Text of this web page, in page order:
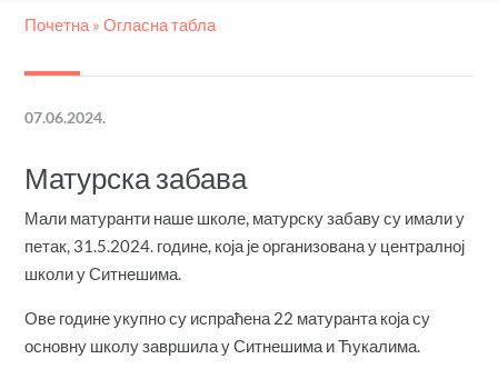
Почетна »Огласна табла
07.06.2024.
Матурска забава
Мали матуранти наше школе, матурску забаву су имали у
петак, 31.5.2024. године, која је организована у централној
школи у Ситнешима.
Ове године укупно су испраћена 22 матуранта која су
основну школу завршила у Ситнешима и Ћукалима.